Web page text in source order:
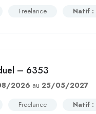
Freelance Natif :
– 6353
2026 au 25/05/2027
Freelance Natif :